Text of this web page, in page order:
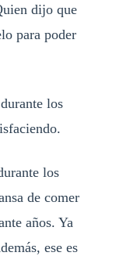
dijo que
para poder
los
los
de comer
años. Ya
ese es